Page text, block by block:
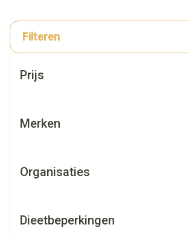
Filteren
Prijs
Merken
Organisaties
Dieetbeperkingen